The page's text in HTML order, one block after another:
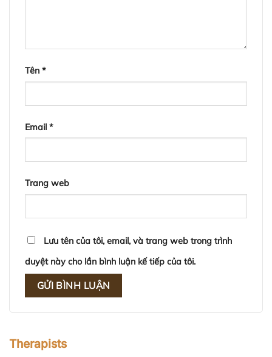
Tên *
Email *
Trang web
Lưu tên của tôi, email, và trang web trong trình
duyệt này cho lần bình luận kế tiếp của tôi.
Therapists